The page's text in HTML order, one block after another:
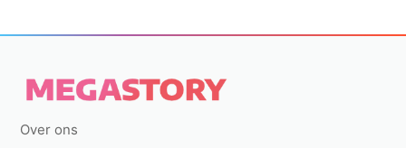
Over ons